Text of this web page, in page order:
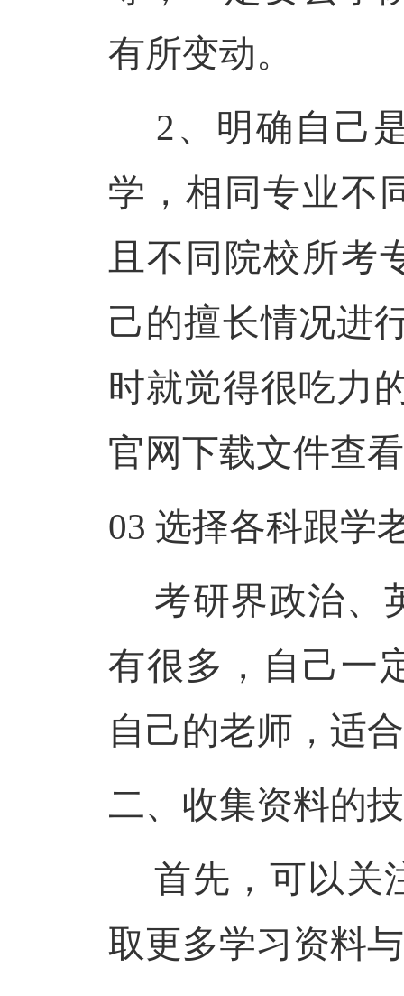
有所变动。
2、明确自己
学，相同专业不
且不同院校所考
己的擅长情况进
时就觉得很吃力
官网下载文件查
03 选择各科跟学
考研界政治、
有很多，自己一
自己的老师，适
二、收集资料的
首先，可以关
取更多学习资料